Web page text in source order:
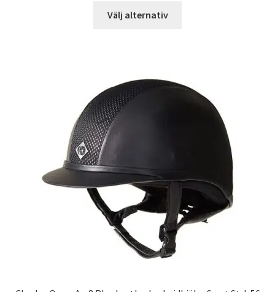
Välj alternativ
varianter.
alternativen
på
produktsidan